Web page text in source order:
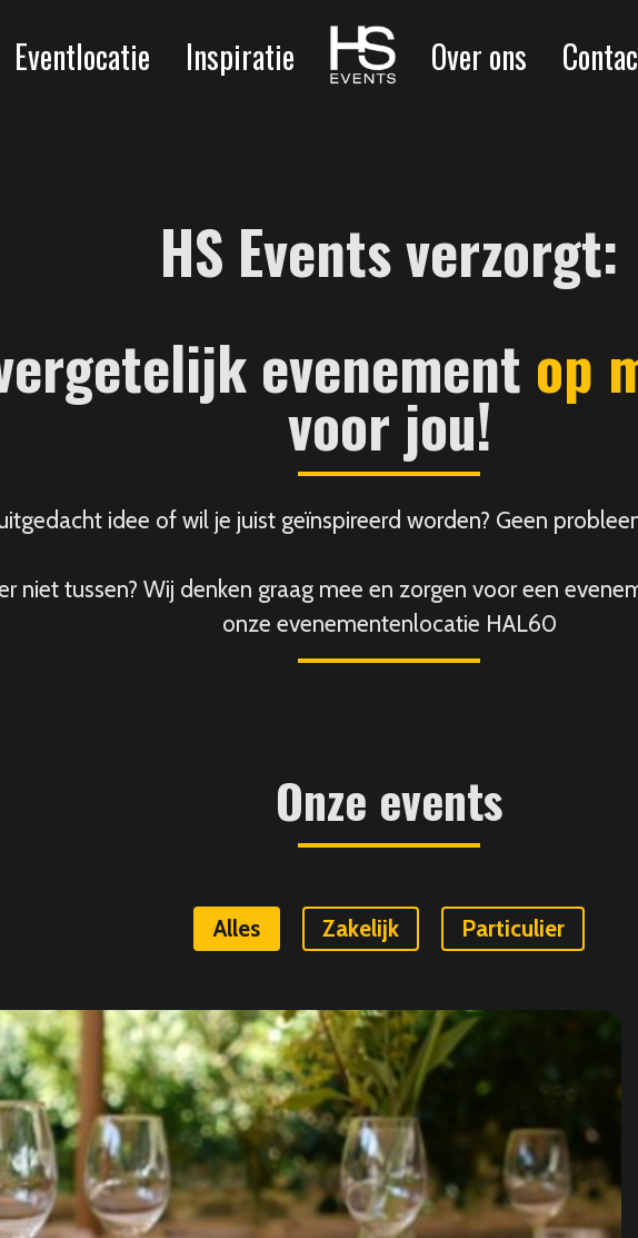
organiseren
Eventlocatie Inspiratie HS
EventsOver ons
HS Events verzorgt:
evenement op
voor jou!
idee of wil je juist geïnspireerd worden? Geen
niet tussen? Wij denken graag mee en zorgen voor een
onze evenementenlocatie HAL60
Onze events
Alles Zakelijk Particulier